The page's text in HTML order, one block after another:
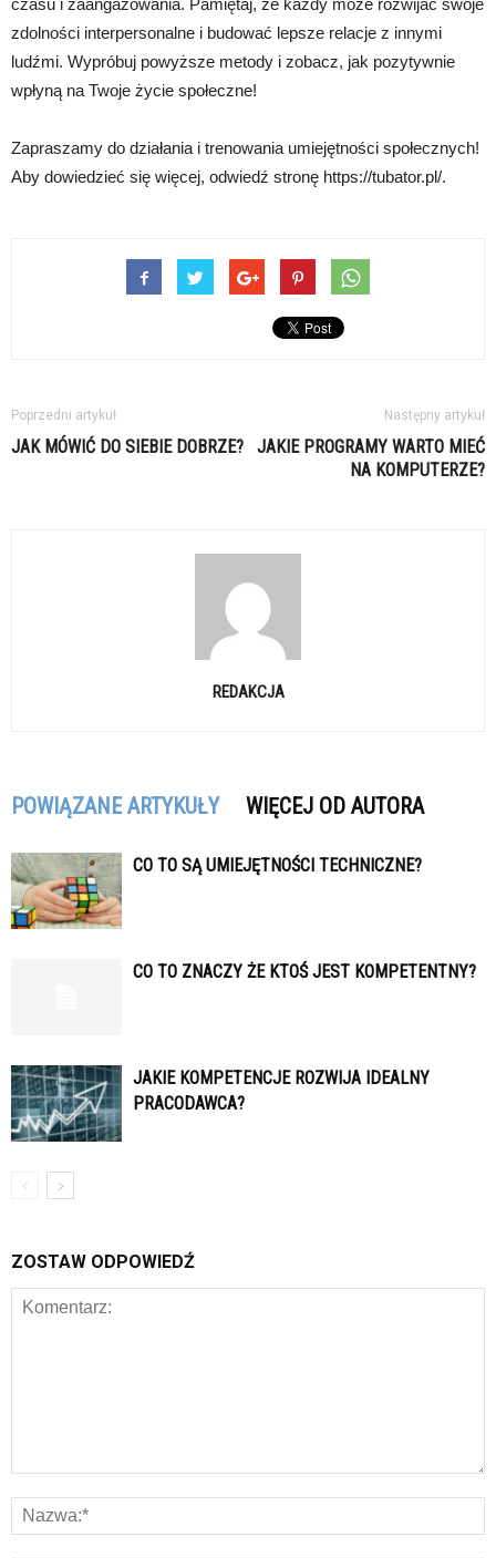
czasu i zaangażowania. Pamiętaj, że każdy może rozwijać swoje
zdolności interpersonalne i budować lepsze relacje z innymi
ludźmi. Wypróbuj powyższe metody i zobacz, jak pozytywnie
wpłyną na Twoje życie społeczne!
Zapraszamy do działania i trenowania umiejętności społecznych!
Aby dowiedzieć się więcej, odwiedź stronę https://tubator.pl/.
Poprzedni artykuł
JAK MÓWIĆ DO SIEBIE DOBRZE?
Następny artykuł
JAKIE PROGRAMY WARTO MIEĆ
NA KOMPUTERZE?
REDAKCJA
POWIĄZANE ARTYKUŁY WIĘCEJ OD AUTORA
CO TO SĄ UMIEJĘTNOŚCI TECHNICZNE?
CO TO ZNACZY ŻE KTOŚ JEST KOMPETENTNY?
JAKIE KOMPETENCJE ROZWIJA IDEALNY
PRACODAWCA?
ZOSTAW ODPOWIEDŹ